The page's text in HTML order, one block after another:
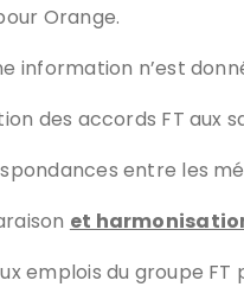
Orange.
information n’est
des accords FT aux
entre les
et
emplois du groupe